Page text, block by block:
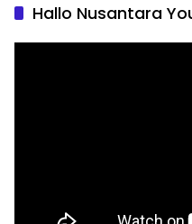
Hallo Nusantara